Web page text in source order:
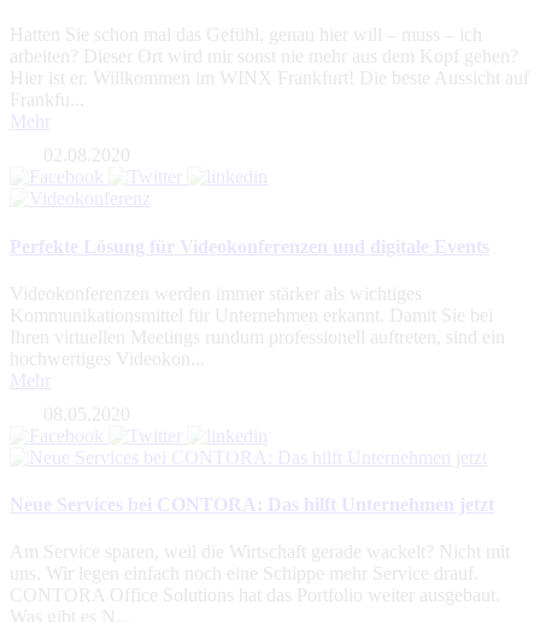
Hatten Sie schon mal das Gefühl, genau hier will – muss – ich
arbeiten? Dieser Ort wird mir sonst nie mehr aus dem Kopf gehen?
Hier ist er. Willkommen im WINX Frankfurt! Die beste Aussicht auf
Frankfu...
Mehr
02.08.2020
Perfekte Lösung für Videokonferenzen und digitale Events
Videokonferenzen werden immer stärker als wichtiges
Kommunikationsmittel für Unternehmen erkannt. Damit Sie bei
Ihren virtuellen Meetings rundum professionell auftreten, sind ein
hochwertiges Videokon...
Mehr
08.05.2020
Neue Services bei CONTORA: Das hilft Unternehmen jetzt
Am Service sparen, weil die Wirtschaft gerade wackelt? Nicht mit
uns. Wir legen einfach noch eine Schippe mehr Service drauf.
CONTORA Office Solutions hat das Portfolio weiter ausgebaut.
Was gibt es N...